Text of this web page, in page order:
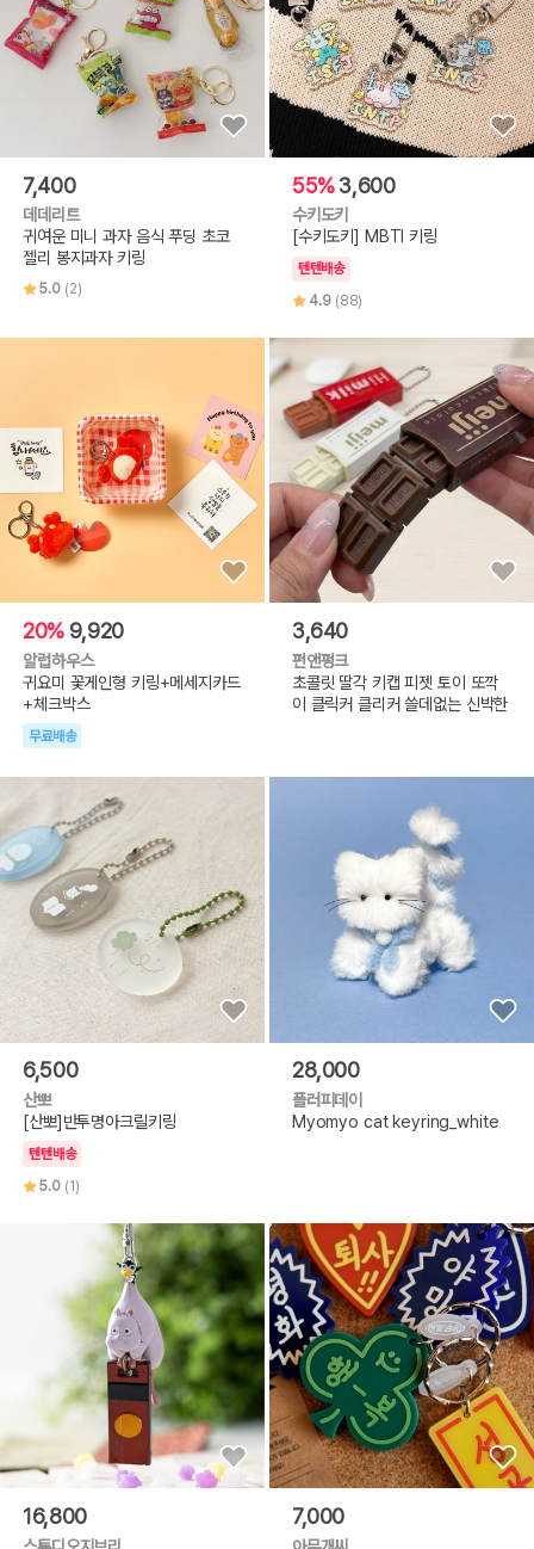
7,400
데데리트
귀여운 미니 과자 음식 푸딩 초코
젤리 봉지과자 키링
5.0 (2)
55%3,600
수키도키
[수키도키] MBTI 키링
텐텐배송
4.9 (88)
20% 9,920
알럽하우스
귀요미 꽃게인형 키링+메세지카드
+체크박스
무료배송
3,640
펀앤펑크
초콜릿 딸각 키캡 피젯 토이 또깍
이 클릭커 클리커 쓸데없는 신박한
6,500
산뽀
[산뽀]반투명아크릴키링
텐텐배송
5.0 (1)
28,000
플러피데이
Myomyo cat keyring_white
16,800 7,000